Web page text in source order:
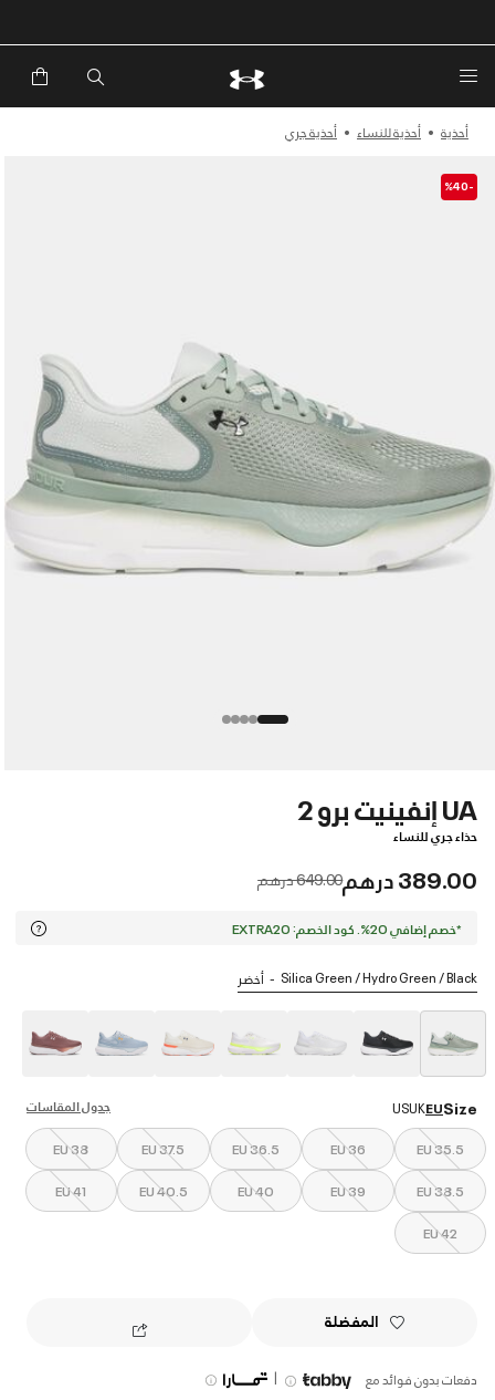
أحذية أحذية للنساء أحذية جري
-%40
UA إنفينيت برو 2
حذاء جري للنساء
389.00 درهم Price reduced from
649.00 درهم to
*خصم إضافي 20%. كود الخصم: EXTRA20
Silica Green / Hydro Green / Black أخضر
جدول المقاسات Size
EU
UK
US
EU 35.5
EU 36
EU 36.5
EU 37.5
EU 38
EU 38.5
EU 39
EU 40
EU 40.5
EU 41
EU 42
المفضلة
دفعات بدون فوائد مع |